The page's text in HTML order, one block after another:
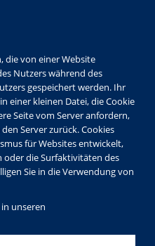
die von einer Website
Nutzers während des
gespeichert werden. Ihr
einer kleinen Datei, die Cookie
Seite vom Server anfordern,
Server zurück. Cookies
für Websites entwickelt,
die Surfaktivitäten des
Sie in die Verwendung von
unseren